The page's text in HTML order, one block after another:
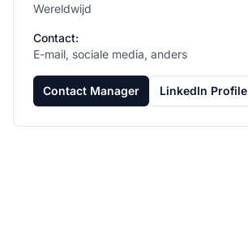
Wereldwijd
Contact:
E-mail, sociale media, anders
Contact Manager LinkedIn Profile